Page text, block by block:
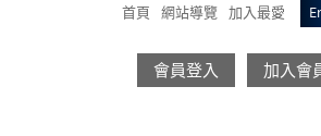
首頁 網站導覽 加入最愛
會員登入 加入會